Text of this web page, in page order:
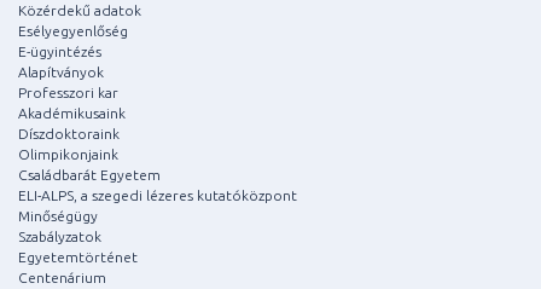
Közérdekű adatok
Esélyegyenlőség
E-ügyintézés
Alapítványok
Professzori kar
Akadémikusaink
Díszdoktoraink
Olimpikonjaink
Családbarát Egyetem
ELI-ALPS, a szegedi lézeres kutatóközpont
Minőségügy
Szabályzatok
Egyetemtörténet
Centenárium